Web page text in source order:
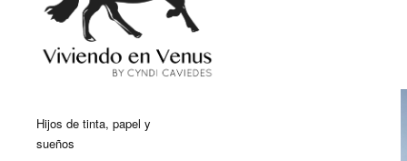
Hijos de tinta, papel y
sueños